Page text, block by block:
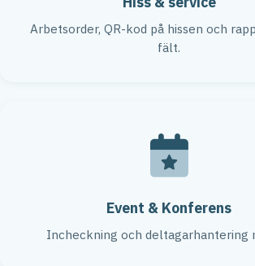
Arbetsorder, QR-kod på hissen och
fält.
Event & Konferens
Incheckning och deltagarhantering